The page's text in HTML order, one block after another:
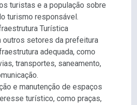
turistas e a população sobre
turismo responsável.
Turística
outros setores da prefeitura
adequada, como
transportes, saneamento,
e manutenção de espaços
turístico, como praças,